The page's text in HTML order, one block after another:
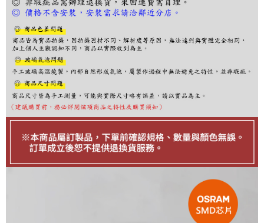
ATM／網路銀行／等多元方式進行付款，方視為交易完成。
購買商品的店家。未經商家同意取消之訂單仍視為有效，需透過AFTEE先享
後付繳納相關費用。
※ 交易是否成功請以「AFTEE先享後付 」之結帳頁面顯示為準，若有關於
是否繳費成功／繳費後需取消欲退款等相關疑問，請聯繫「AFTEE先享後付
客戶支援中心」 https://netprotections.freshdesk.com/support/home
【注意事項】
１．透過由恩沛科技股份有限公司提供之「AFTEE先享後付」服務完成之交
易，需依本服務之必要範圍內提供個人資料，並將交易相關給付款項請求債
２．關於個人資料處理事宜，請瀏覽以下網址：
https://aftee.tw/terms/#terms3
「AFTEE先享後付」，若未經同意申辦者引起之損失，本公司不負相關責
４．使用「AFTEE先享後付」時，將依據個別帳號之用戶狀況，依本公司即
時審查核予不同之上限額度；若仍有額度不足之情形，本公司將視審查結果